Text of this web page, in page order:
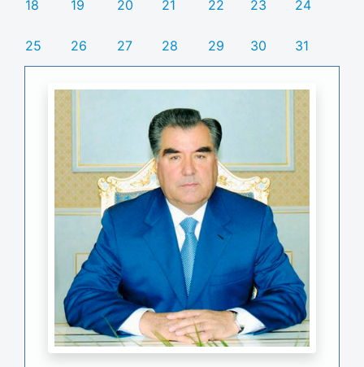
18 19 20 21 22 23 24
25 26 27 28 29 30 31